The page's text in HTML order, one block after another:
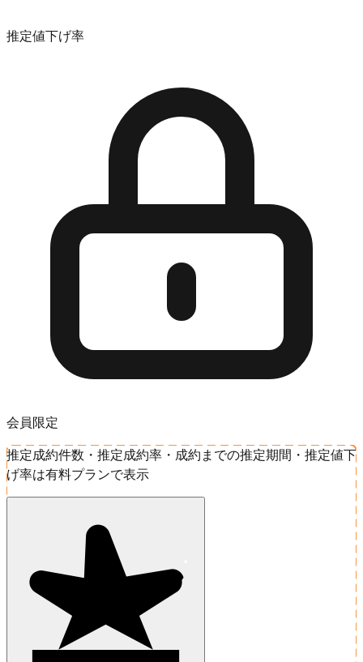
推定値下げ率
会員限定
推定成約件数・推定成約率・成約までの推定期間・推定値下
げ率は有料プランで表示